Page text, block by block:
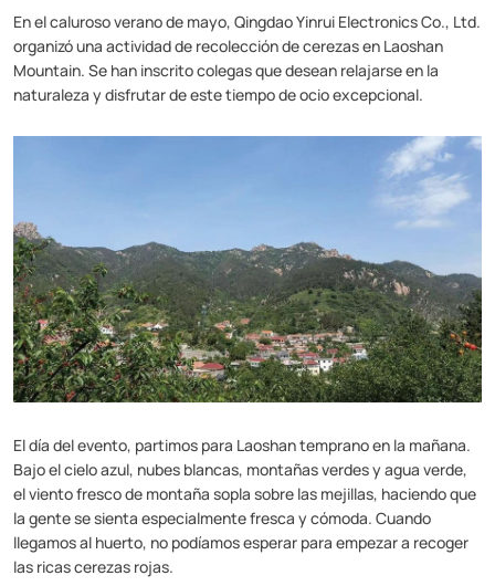
En el caluroso verano de mayo, Qingdao Yinrui Electronics Co., Ltd.
organizó una actividad de recolección de cerezas en Laoshan
Mountain. Se han inscrito colegas que desean relajarse en la
naturaleza y disfrutar de este tiempo de ocio excepcional.
El día del evento, partimos para Laoshan temprano en la mañana.
Bajo el cielo azul, nubes blancas, montañas verdes y agua verde,
el viento fresco de montaña sopla sobre las mejillas, haciendo que
la gente se sienta especialmente fresca y cómoda. Cuando
llegamos al huerto, no podíamos esperar para empezar a recoger
las ricas cerezas rojas.